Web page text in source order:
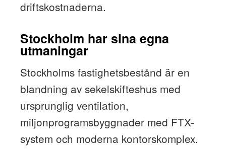
driftskostnaderna.
Stockholm har sina egna
utmaningar
Stockholms fastighetsbestånd är en
blandning av sekelskifteshus med
ursprunglig ventilation,
miljonprogramsbyggnader med FTX-
system och moderna kontorskomplex.